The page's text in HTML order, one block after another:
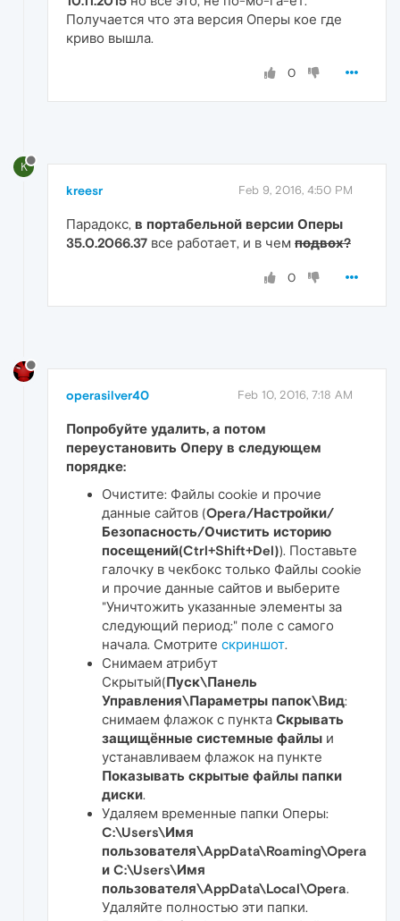
Получается что эта версия Оперы кое где
криво вышла.
0
K
kreesr Feb 9, 2016, 4:50 PM
Парадокс, в портабельной версии Оперы
35.0.2066.37 все работает, и в чем подвох?
0
operasilver40 Feb 10, 2016, 7:18 AM
Попробуйте удалить, а потом
переустановить Оперу в следующем
порядке:
Очистите: Файлы сookie и прочие
данные сайтов (Opera/Настройки/
Безопасность/Очистить историю
посещений(Ctrl+Shift+Del)). Поставьте
галочку в чекбокс только Файлы сookie
и прочие данные сайтов и выберите
"Уничтожить указанные элементы за
следующий период:" поле с самого
начала. Смотрите скриншот.
Снимаем атрибут
Скрытый(Пуск\Панель
Управления\Параметры папок\Вид:
снимаем флажок с пункта Скрывать
защищённые системные файлы и
устанавливаем флажок на пункте
Показывать скрытые файлы папки
диски.
Удаляем временные папки Оперы:
C:\Users\Имя
пользователя\AppData\Roaming\Opera
и C:\Users\Имя
пользователя\AppData\Local\Opera.
Удаляйте полностью эти папки.